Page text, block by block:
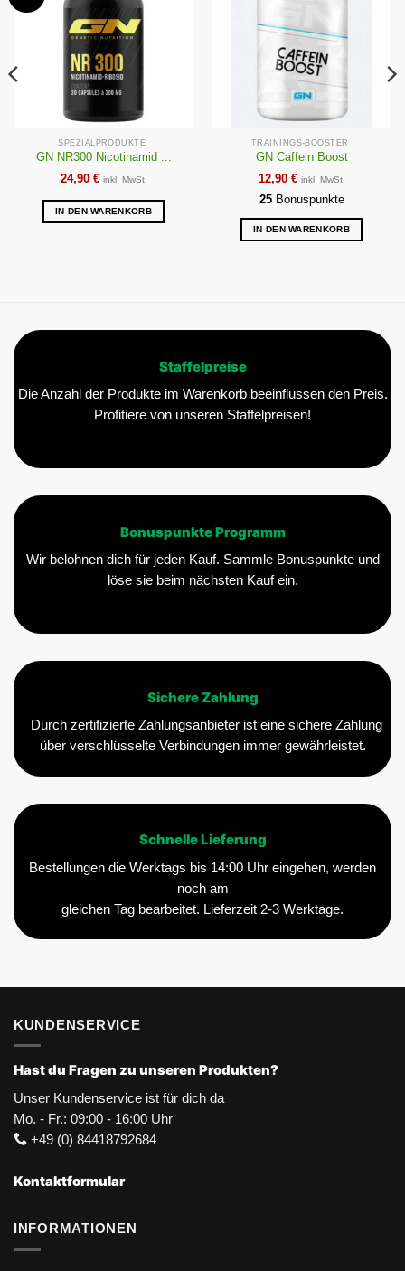
Wunschliste
SPEZIALPRODUKTE
GN NR300 Nicotinamid ...
24,90 € inkl. MwSt.
IN DEN WARENKORB
TRAININGS-BOOSTER
GN Caffein Boost
12,90 € inkl. MwSt.
25Bonuspunkte
IN DEN WARENKORB
Staffelpreise
Die Anzahl der Produkte im Warenkorb beeinflussen den Preis.
Profitiere von unseren Staffelpreisen!
Bonuspunkte Programm
Wir belohnen dich für jeden Kauf. Sammle Bonuspunkte und
löse sie beim nächsten Kauf ein.
Sichere Zahlung
Durch zertifizierte Zahlungsanbieter ist eine sichere Zahlung
über verschlüsselte Verbindungen immer gewährleistet.
Schnelle Lieferung
Bestellungen die Werktags bis 14:00 Uhr eingehen, werden
noch am
gleichen Tag bearbeitet. Lieferzeit 2-3 Werktage.
KUNDENSERVICE
Hast du Fragen zu unseren Produkten?
Unser Kundenservice ist für dich da
Mo. - Fr.: 09:00 - 16:00 Uhr
+49 (0) 84418792684
Kontaktformular
INFORMATIONEN